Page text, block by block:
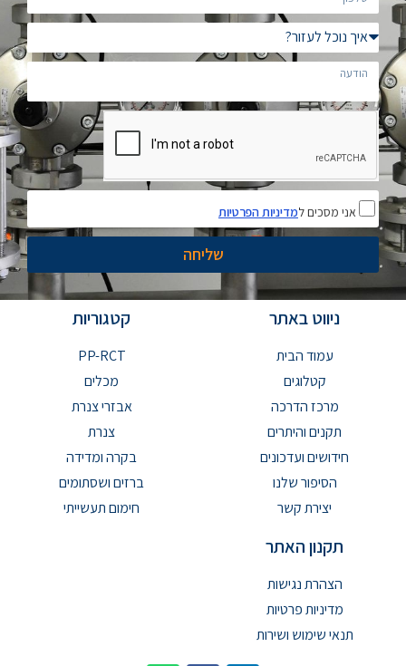
אני מסכים למדיניות הפרטיות
שליחה
ניווט באתר
עמוד הבית
קטלוגים
מרכז הדרכה
תקנים והיתרים
חידושים ועדכונים
הסיפור שלנו
יצירת קשר
קטגוריות
PP-RCT
מכלים
אבזרי צנרת
צנרת
בקרה ומדידה
ברזים ושסתומים
חימום תעשייתי
תקנון האתר
הצהרת נגישות
מדיניות פרטיות
תנאי שימוש ושירות